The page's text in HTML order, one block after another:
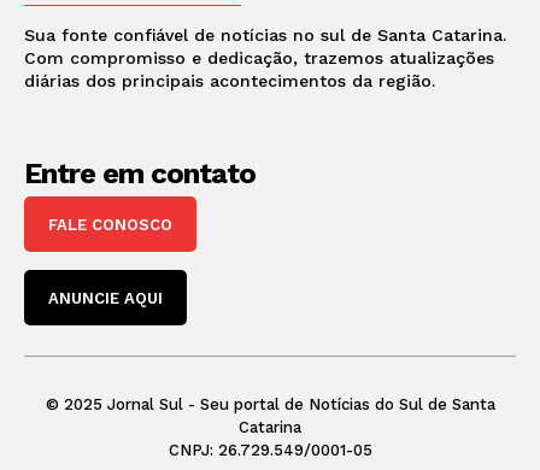
Sua fonte confiável de notícias no sul de Santa Catarina.
Com compromisso e dedicação, trazemos atualizações
diárias dos principais acontecimentos da região.
Entre em contato
FALE CONOSCO
ANUNCIE AQUI
© 2025 Jornal Sul - Seu portal de Notícias do Sul de Santa
Catarina
CNPJ: 26.729.549/0001-05